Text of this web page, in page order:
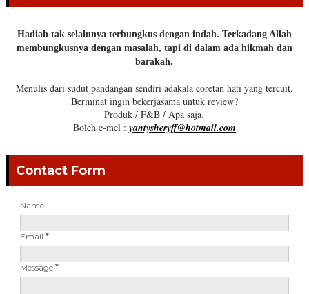
Hadiah tak selalunya terbungkus dengan indah. Terkadang Allah
membungkusnya dengan masalah, tapi di dalam ada hikmah dan
barakah.
Menulis dari sudut pandangan sendiri adakala coretan hati yang tercuit.
Berminat ingin bekerjasama untuk review?
Produk / F&B / Apa saja.
Boleh e-mel : yantysheryff@hotmail.com
Contact Form
Name
Email *
Message *